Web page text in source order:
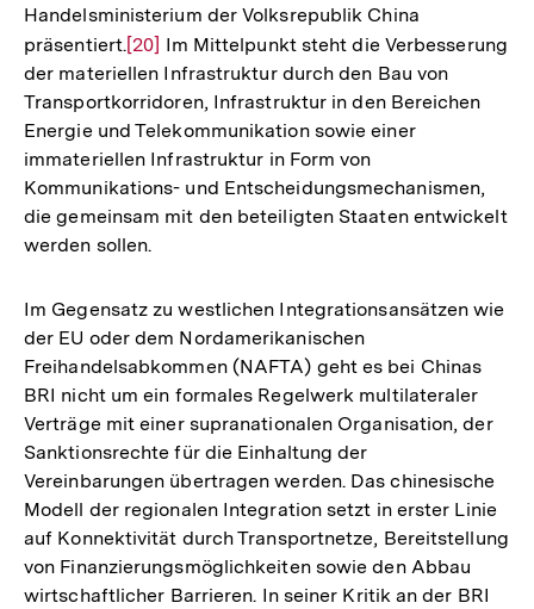
Handelsministerium der Volksrepublik China
präsentiert.Zur
Auflösung
der
Fußnote
[20] Im Mittelpunkt steht die Verbesserung
der materiellen Infrastruktur durch den Bau von
Transportkorridoren, Infrastruktur in den Bereichen
Energie und Telekommunikation sowie einer
immateriellen Infrastruktur in Form von
Kommunikations- und Entscheidungsmechanismen,
die gemeinsam mit den beteiligten Staaten entwickelt
werden sollen.
Im Gegensatz zu westlichen Integrationsansätzen wie
der EU oder dem Nordamerikanischen
Freihandelsabkommen (NAFTA) geht es bei Chinas
BRI nicht um ein formales Regelwerk multilateraler
Verträge mit einer supranationalen Organisation, der
Sanktionsrechte für die Einhaltung der
Vereinbarungen übertragen werden. Das chinesische
Modell der regionalen Integration setzt in erster Linie
auf Konnektivität durch Transportnetze, Bereitstellung
von Finanzierungsmöglichkeiten sowie den Abbau
wirtschaftlicher Barrieren. In seiner Kritik an der BRI